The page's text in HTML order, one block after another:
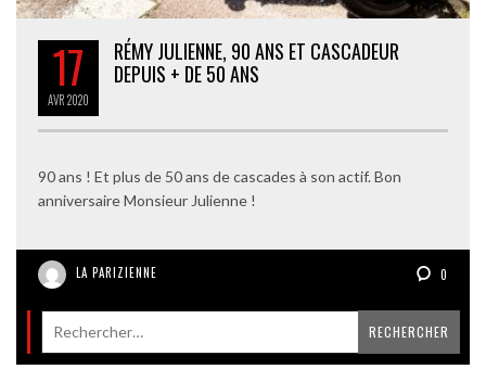
17
AVR2020
RÉMY JULIENNE, 90 ANS ET CASCADEUR
DEPUIS + DE 50 ANS
90 ans ! Et plus de 50 ans de cascades à son actif. Bon
anniversaire Monsieur Julienne !
LA PARIZIENNE 0